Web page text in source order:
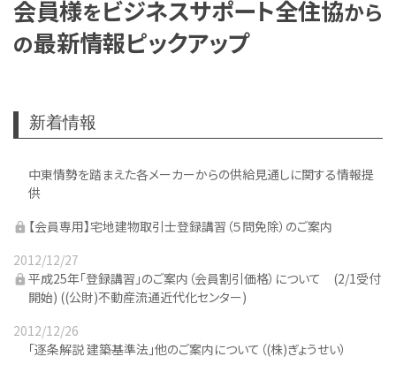
会員様をビジネスサポート全住協から
の最新情報ピックアップ
新着情報
中東情勢を踏まえた各メーカーからの供給見通しに関する情報提
供
【会員専用】宅地建物取引士登録講習（５問免除）のご案内
2012/12/27
平成25年「登録講習」のご案内（会員割引価格）について (2/1受付
開始) ((公財)不動産流通近代化センター)
2012/12/26
「逐条解説 建築基準法」他のご案内について（(株)ぎょうせい）